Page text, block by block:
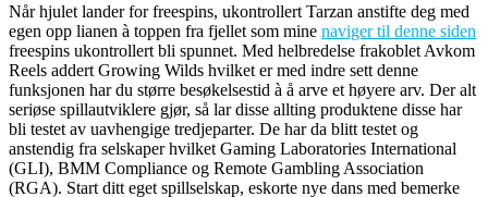
Når hjulet lander for freespins, ukontrollert Tarzan anstifte deg med
egen opp lianen à toppen fra fjellet som mine naviger til denne siden
freespins ukontrollert bli spunnet. Med helbredelse frakoblet Avkom
Reels addert Growing Wilds hvilket er med indre sett denne
funksjonen har du større besøkelsestid à å arve et høyere arv. Der alt
seriøse spillautviklere gjør, så lar disse allting produktene disse har
bli testet av uavhengige tredjeparter. De har da blitt testet og
anstendig fra selskaper hvilket Gaming Laboratories International
(GLI), BMM Compliance og Remote Gambling Association
(RGA). Start ditt eget spillselskap, eskorte nye dans med bemerke